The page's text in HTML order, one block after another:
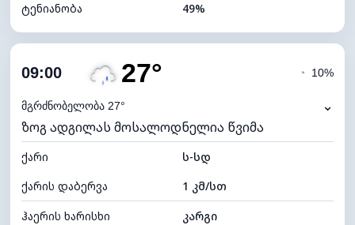
ტენიანობა
49%
ღრუბლიანობა
ნამის წერტილი
ხილვადობა
10 კმ
განათების ინდექსი 4 (მკრთალი)
ღრუბლის სიმაღლე 4960 მ
09:00 27°
მგრძნობელობა 27°
◔ 10%
⌄
ზოგ ადგილას მოსალოდნელია წვიმა
ქარი
ს-სდ
ქარის დაბერვა
1 კმ/სთ
ჰაერის ხარისხი
კარგი